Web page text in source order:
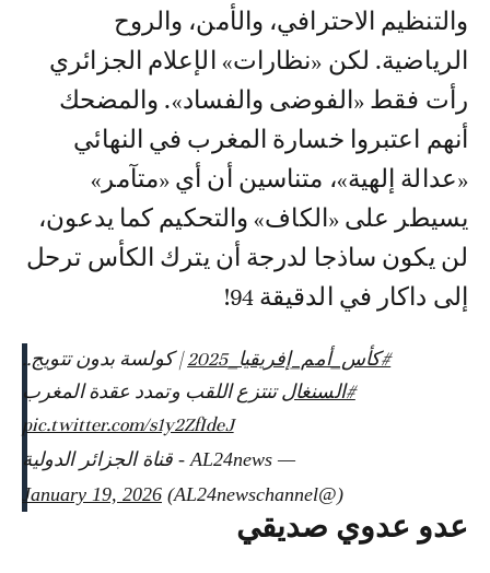
والتنظيم الاحترافي، والأمن، والروح
الرياضية. لكن «نظارات» الإعلام الجزائري
رأت فقط «الفوضى والفساد». والمضحك
أنهم اعتبروا خسارة المغرب في النهائي
«عدالة إلهية»، متناسين أن أي «متآمر»
يسيطر على «الكاف» والتحكيم كما يدعون،
لن يكون ساذجا لدرجة أن يترك الكأس ترحل
إلى داكار في الدقيقة 94!
#كأس_أمم_إفريقيا_2025
| كولسة بدون تتويج..
#السنغالتنتزع اللقب وتمدد عقدة المغرب
pic.twitter.com/s1y2ZfIdeJ
— AL24news - قناة الجزائر الدولية
(@AL24newschannel)
January 19, 2026
عدو عدوي صديقي